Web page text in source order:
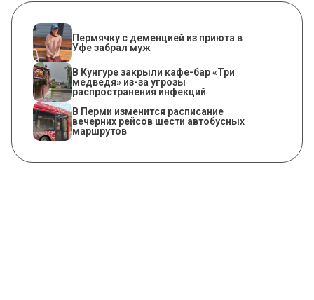
Пермячку с деменцией из приюта в
Уфе забрал муж
​В Кунгуре закрыли кафе-бар «Три
медведя» из-за угрозы
распространения инфекций
​В Перми изменится расписание
вечерних рейсов шести автобусных
маршрутов